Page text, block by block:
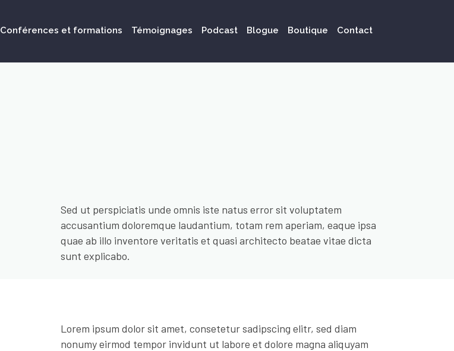
Conférences et formations Témoignages Podcast Blogue Boutique Contact
Sed ut perspiciatis unde omnis iste natus error sit voluptatem
accusantium doloremque laudantium, totam rem aperiam, eaque ipsa
quae ab illo inventore veritatis et quasi architecto beatae vitae dicta
sunt explicabo.
Lorem ipsum dolor sit amet, consetetur sadipscing elitr, sed diam
nonumy eirmod tempor invidunt ut labore et dolore magna aliquyam